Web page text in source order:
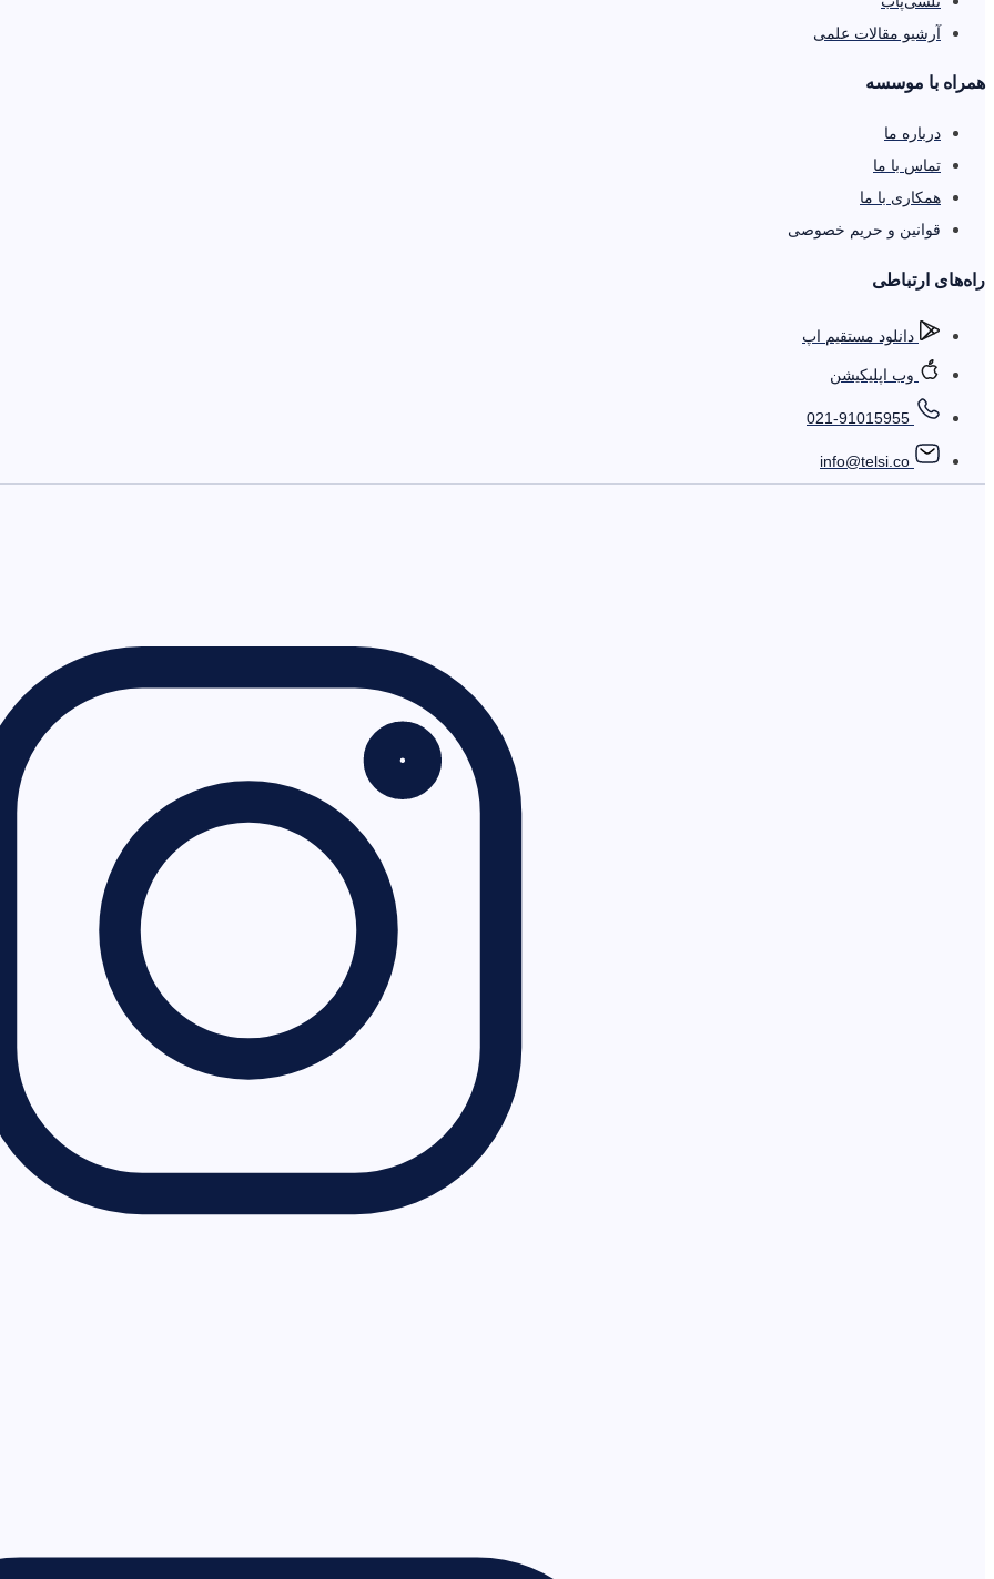
آرشیو مقالات علمی
همراه با موسسه
درباره ما
تماس با ما
همکاری با ما
قوانین و حریم خصوصی
را‌ه‌های ارتباطی
دانلود مستقیم اپ
وب اپلیکیشن
021-91015955
info@telsi.co